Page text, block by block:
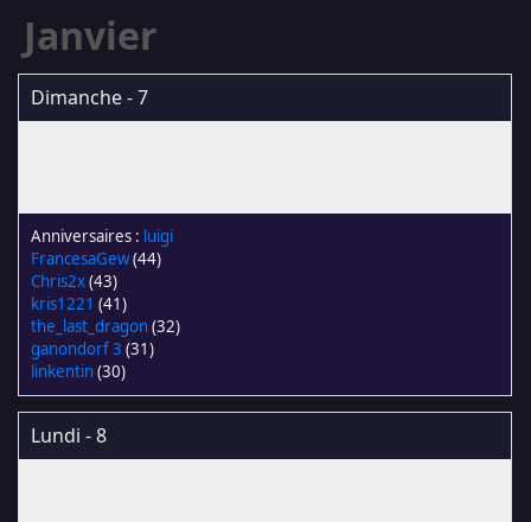
Janvier
Dimanche - 7
luigi
FrancesaGew(44)
Chris2x(43)
kris1221 (41)
the_last_dragon(32)
ganondorf 3 (31)
linkentin(30)
Lundi - 8